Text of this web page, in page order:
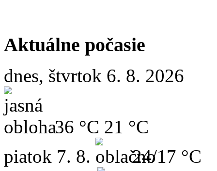
Aktuálne počasie
dnes, štvrtok 6. 8. 2026
36 °C 21 °C
piatok 7. 8.
24/17 °C